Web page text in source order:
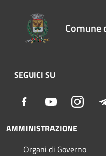
Comune
SEGUICI SU
Facebook Youtube
AMMINISTRAZIONE
Organi di Governo